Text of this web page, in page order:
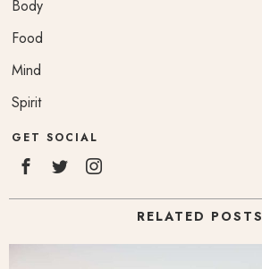
Body
Food
Mind
Spirit
GET SOCIAL
RELATED POSTS